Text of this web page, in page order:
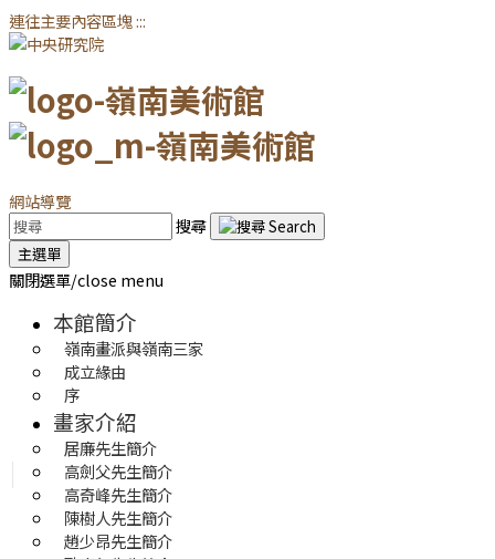
連往主要內容區塊:::
網站導覽
搜尋
主選單
關閉選單/close menu
本館簡介
嶺南畫派與嶺南三家
成立緣由
序
畫家介紹
居廉先生簡介
高劍父先生簡介
高奇峰先生簡介
陳樹人先生簡介
趙少昂先生簡介